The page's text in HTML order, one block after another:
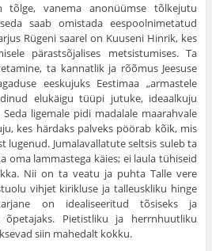
vanema anonüümse tõlkejutu
saab omistada eespoolnime­tatud
Rügeni saarel on Kuuseni Hinrik, kes
pärastsõjalises metsistumises. Ta
ta kannatlik ja rõõmus Jeesuse
eeskujuks Eestimaa „armastele
elukäigu tüüpi jutuke, ideaalkuju
Seda lige­male pidi madalale maarahvale
kes härdaks palveks pöörab kõik, mis
lugenud. Jumalavallatute seltsis suleb ta
oma lammastega käies; ei laula tühiseid
Nii on ta veatu ja puhta Talle vere
vihjet kirikluse ja talleuskliku hinge
on idealiseeritud tõsiseks ja
Pietistliku ja herrnhuutliku
siin mahedalt kokku.